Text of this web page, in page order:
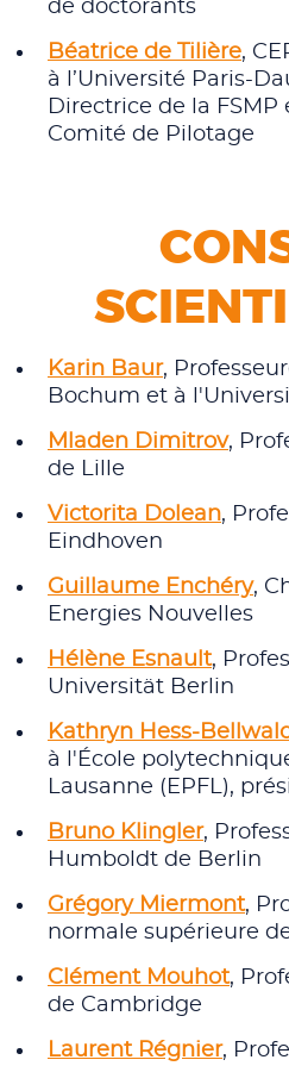
de doctorants
Béatrice de Tilière,
à l’Université Paris-
Directrice de la
Comité de Pilotage
Karin Baur,
Bochum et à
Mladen Dimitrov,
de Lille
Victorita Dolean,
Eindhoven
Guillaume Enchéry,
Energies Nouvelles
Hélène Esnault,
Universität Berlin
Kathryn Hess-
à l'École
Lausanne (EPFL),
Bruno Klingler,
Humboldt de Berlin
Grégory Miermont,
normale supérieure
Clément Mouhot,
de Cambridge
Laurent Régnier,